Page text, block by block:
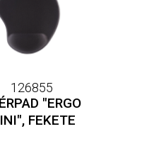
126855
"ERGO
FEKETE